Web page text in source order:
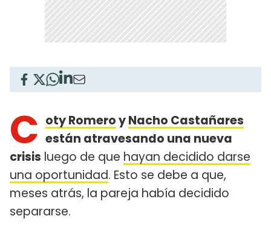
C oty RomeroyNacho Castañares
están atravesando una nueva
crisis luego de que hayan decidido darse
una oportunidad. Esto se debe a que,
meses atrás, la pareja había decidido
separarse.